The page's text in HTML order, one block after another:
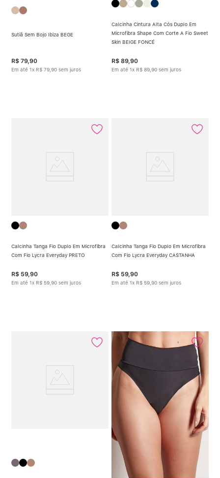
Sutiã Sem Bojo Ibiza BEGE
R$ 79,90
Em até 1x R$ 79 90 sem juros
Calcinha Cintura Alta Cós Duplo Em
Microfibra Shape Com Corte A Fio Sweet
Skin BEIGE FONCÉ
R$ 89,90
Em até 1x R$ 89 90 sem juros
Calcinha Tanga Fio Duplo Em Microfibra
Com Fio Lycra Everyday PRETO
R$ 59,90
Em até 1x R$ 59 90 sem juros
Calcinha Tanga Fio Duplo Em Microfibra
Com Fio Lycra Everyday CASTANHA
R$ 59,90
Em até 1x R$ 59 90 sem juros